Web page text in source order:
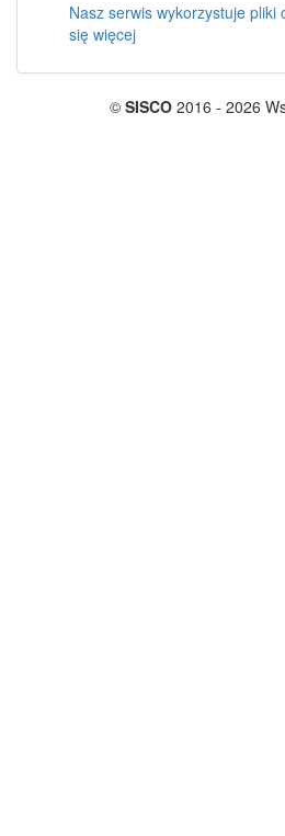
Nasz serwis wykorzystuje pliki
się więcej
© SISCO 2016 - 2026